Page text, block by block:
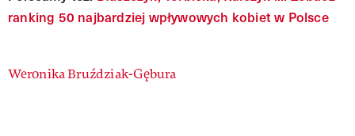
ranking 50 najbardziej wpływowych kobiet w Polsce
Authors
Weronika Bruździak-Gębura